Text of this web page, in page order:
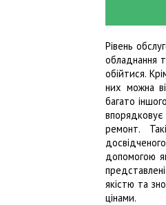
Рівень
обладнання
обійтися.
них можна
багато
ремонт.
допомогою
якістю та
цінами.